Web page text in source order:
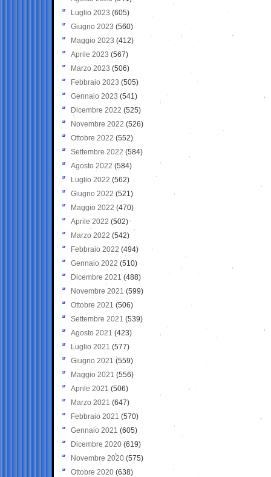
Luglio 2023 (605)
Giugno 2023 (560)
Maggio 2023 (412)
Aprile 2023 (567)
Marzo 2023 (506)
Febbraio 2023 (505)
Gennaio 2023 (541)
Dicembre 2022 (525)
Novembre 2022 (526)
Ottobre 2022 (552)
Settembre 2022 (584)
Agosto 2022 (584)
Luglio 2022 (562)
Giugno 2022 (521)
Maggio 2022 (470)
Aprile 2022 (502)
Marzo 2022 (542)
Febbraio 2022 (494)
Gennaio 2022 (510)
Dicembre 2021 (488)
Novembre 2021 (599)
Ottobre 2021 (506)
Settembre 2021 (539)
Agosto 2021 (423)
Luglio 2021 (577)
Giugno 2021(559)
Maggio 2021 (556)
Aprile 2021 (506)
Marzo 2021 (647)
Febbraio 2021 (570)
Gennaio 2021 (605)
Dicembre 2020 (619)
Novembre 2020 (575)
Ottobre 2020 (638)